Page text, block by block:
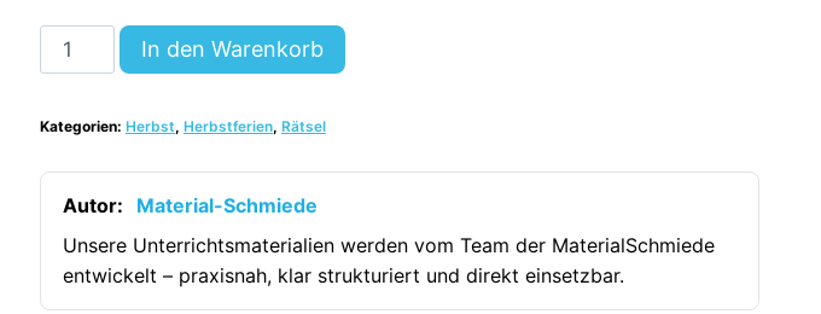
Rätsel
Herbst
(1.
Klasse)
[Digital]
In den Warenkorb
Kategorien: Herbst, Herbstferien, Rätsel
Autor:
Material-Schmiede
Unsere Unterrichtsmaterialien werden vom Team der MaterialSchmiede
entwickelt – praxisnah, klar strukturiert und direkt einsetzbar.